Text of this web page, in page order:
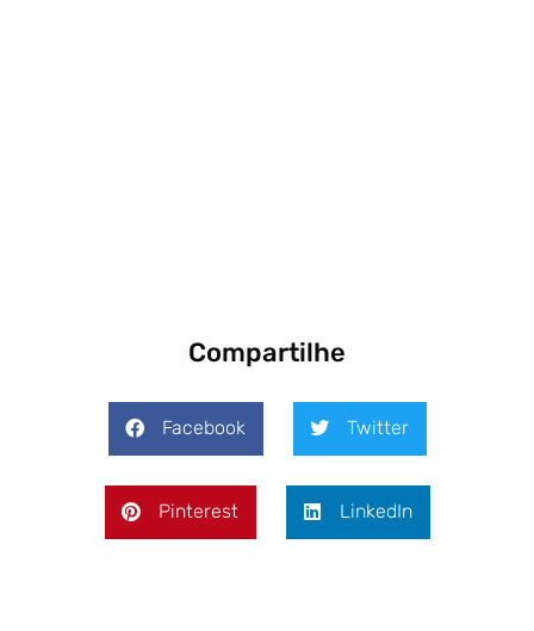
Compartilhe
Facebook Twitter
Pinterest LinkedIn